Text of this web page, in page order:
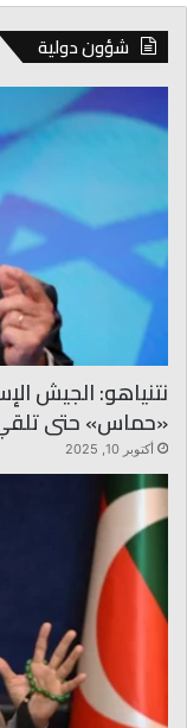
شؤون دولية
نتنياهو: الجيش
«حماس» حتى
أكتوبر 10, 2025